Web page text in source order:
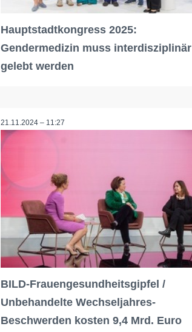
Hauptstadtkongress 2025:
Gendermedizin muss interdisziplinär
gelebt werden
21.11.2024 – 11:27
BILD-Frauengesundheitsgipfel /
Unbehandelte Wechseljahres-
Beschwerden kosten 9,4 Mrd. Euro